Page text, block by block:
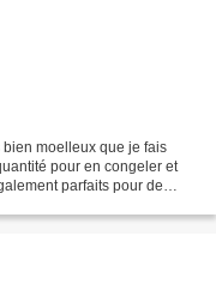
moelleux que je fais
pour en congeler et
parfaits pour de